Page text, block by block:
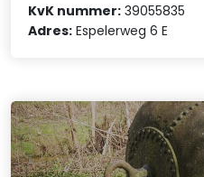
KvK nummer: 39055835
Adres: Espelerweg 6 E